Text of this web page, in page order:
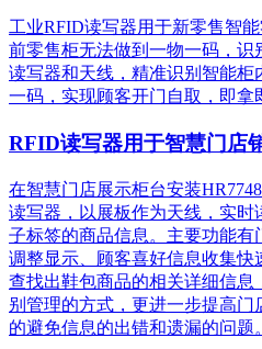
工业RFID读写器用于新零售智
前零售柜无法做到一物一码，识
读写器和天线，精准识别​智能
一码，实现顾客开门自取，即拿
RFID读写器用于智慧门店
在智慧门店展示柜台安装
读写器，以展板作为天线，实
子标签的商品信息。主要功能
调整显示、顾客喜好信息收集
查找出鞋包商品的相关详细信息
别管理的方式，更进一步提高
的避免信息的出错和遗漏的问题。